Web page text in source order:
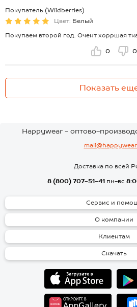
Покупатель (Wildberries)
Цвет: Белый
Покупаем второй год. Очент хорршая
0 0
Показать
Happywear - оптово-
Доставка по всей
8 (800) 707-51-41 пн-вс
Сервис и
О компании
Клиентам
Скачать